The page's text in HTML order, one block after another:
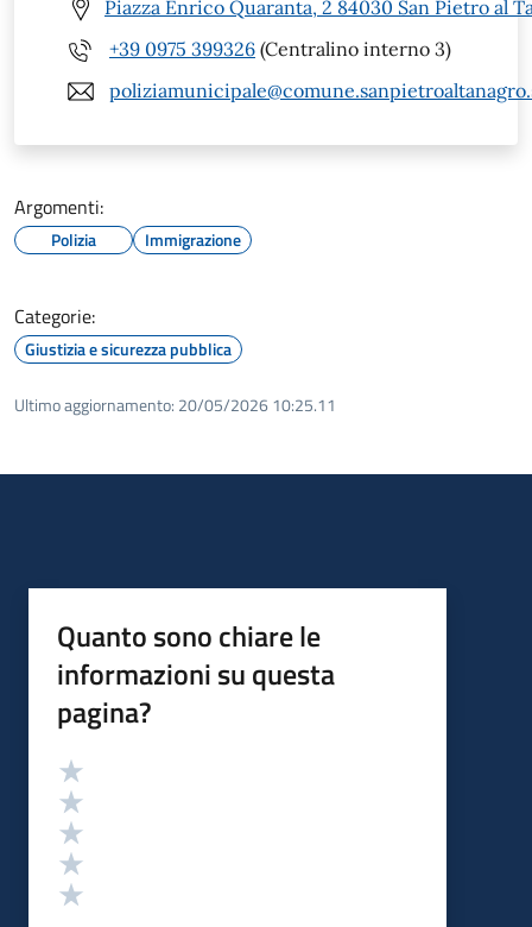
Piazza Enrico Quaranta, 2 84030 San Pietro al
+39 0975 399326 (Centralino interno 3)
Argomenti:
Polizia Immigrazione
Categorie:
Giustizia e sicurezza pubblica
Ultimo aggiornamento: 20/05/2026 10:25.11
Quanto sono chiare le
informazioni su questa
pagina?
Valutazione